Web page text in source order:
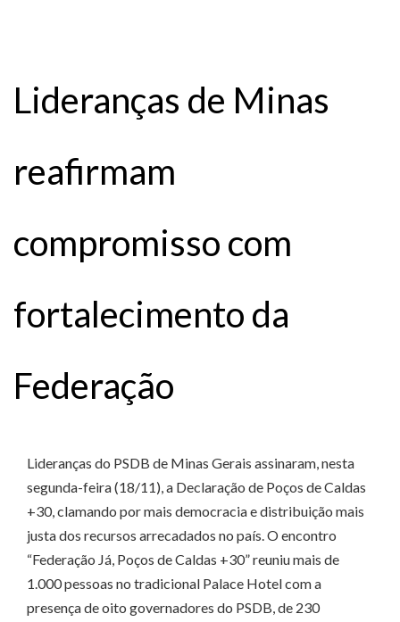
Lideranças de Minas
reafirmam
compromisso com
fortalecimento da
Federação
Lideranças do PSDB de Minas Gerais assinaram, nesta
segunda-feira (18/11), a Declaração de Poços de Caldas
+30, clamando por mais democracia e distribuição mais
justa dos recursos arrecadados no país. O encontro
“Federação Já, Poços de Caldas +30” reuniu mais de
1.000 pessoas no tradicional Palace Hotel com a
presença de oito governadores do PSDB, de 230